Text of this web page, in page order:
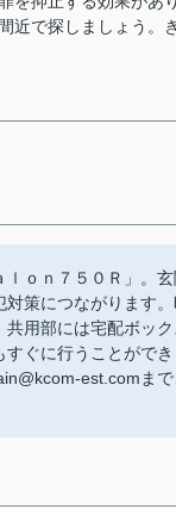
近で探しましょう。
ｌｏｎ７５０Ｒ」。
策につながります
共用部には宅配ボッ
ぐに行うことがで
est.comま